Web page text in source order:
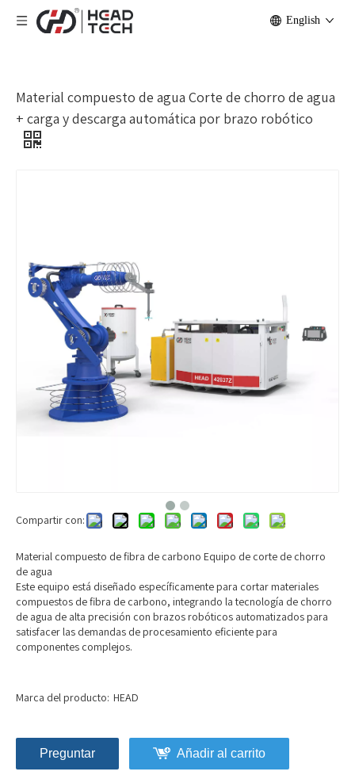
English
Material compuesto de agua Corte de chorro de agua
+ carga y descarga automática por brazo robótico
Compartir con:
Material compuesto de fibra de carbono Equipo de corte de chorro
de agua
Este equipo está diseñado específicamente para cortar materiales
compuestos de fibra de carbono, integrando la tecnología de chorro
de agua de alta precisión con brazos robóticos automatizados para
satisfacer las demandas de procesamiento eficiente para
componentes complejos.
Marca del producto: HEAD
Preguntar Añadir al carrito